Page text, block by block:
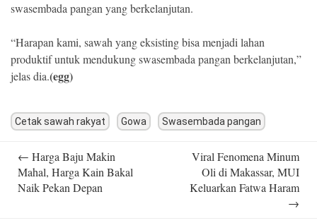
swasembada pangan yang berkelanjutan.
“Harapan kami, sawah yang eksisting bisa menjadi lahan
produktif untuk mendukung swasembada pangan berkelanjutan,”
jelas dia.(egg)
Cetak sawah rakyat Gowa Swasembada pangan
navigation
← Harga Baju Makin
Mahal, Harga Kain Bakal
Naik Pekan Depan
Viral Fenomena Minum
Oli di Makassar, MUI
Keluarkan Fatwa Haram
→